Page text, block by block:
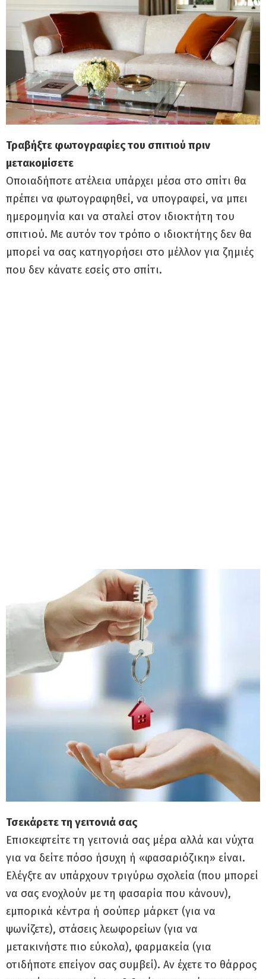
Τραβήξτε φωτογραφίες του σπιτιού πριν
μετακομίσετε
Οποιαδήποτε ατέλεια υπάρχει μέσα στο σπίτι θα
πρέπει να φωτογραφηθεί, να υπογραφεί, να μπει
ημερομηνία και να σταλεί στον ιδιοκτήτη του
σπιτιού. Με αυτόν τον τρόπο ο ιδιοκτήτης δεν θα
μπορεί να σας κατηγορήσει στο μέλλον για ζημιές
που δεν κάνατε εσείς στο σπίτι.
Τσεκάρετε τη γειτονιά σας
Επισκεφτείτε τη γειτονιά σας μέρα αλλά και νύχτα
για να δείτε πόσο ήσυχη ή «φασαριόζικη» είναι.
Ελέγξτε αν υπάρχουν τριγύρω σχολεία (που μπορεί
να σας ενοχλούν με τη φασαρία που κάνουν),
εμπορικά κέντρα ή σούπερ μάρκετ (για να
ψωνίζετε), στάσεις λεωφορείων (για να
μετακινήστε πιο εύκολα), φαρμακεία (για
οτιδήποτε επείγον σας συμβεί). Αν έχετε το θάρρος